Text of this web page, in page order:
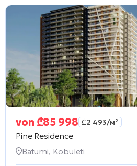
von ₾85 998 ₾2 493/м²
Pine Residence
Batumi, Kobuleti